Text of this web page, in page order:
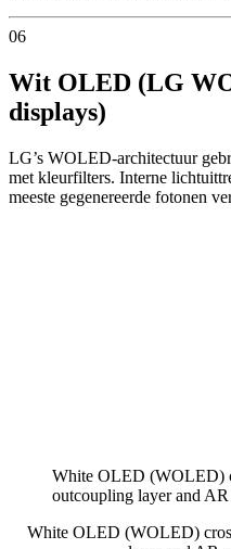
06
Wit OLED (LG
displays)
LG’s WOLED-architectuur
met kleurfilters. Interne
meeste gegenereerde fotonen
White OLED (WOLED)
outcoupling layer and
White OLED (WOLED)